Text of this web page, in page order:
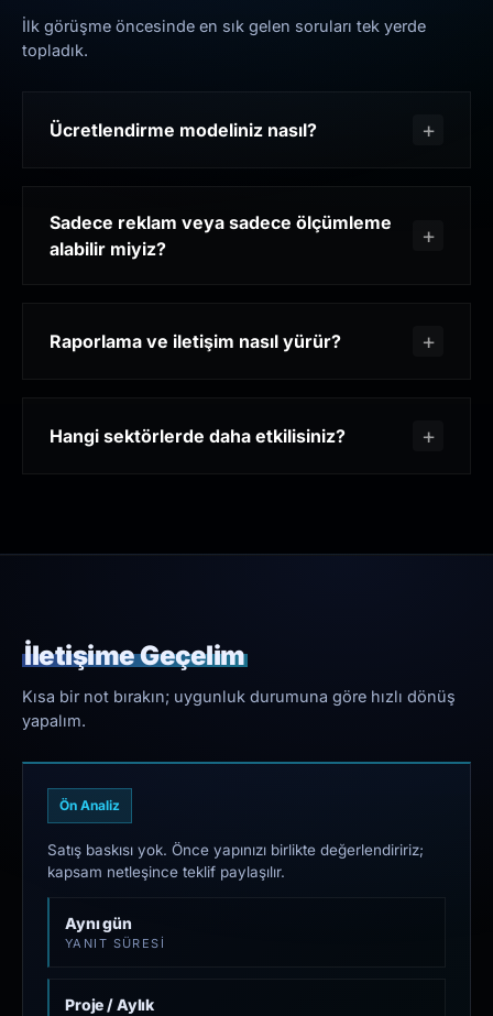
İlk görüşme öncesinde en sık gelen soruları tek yerde
topladık.
Ücretlendirme modeliniz nasıl?
Sadece reklam veya sadece ölçümleme
alabilir miyiz?
Raporlama ve iletişim nasıl yürür?
Hangi sektörlerde daha etkilisiniz?
İletişime Geçelim
Kısa bir not bırakın; uygunluk durumuna göre hızlı dönüş
yapalım.
Ön Analiz
Satış baskısı yok. Önce yapınızı birlikte değerlendiririz;
kapsam netleşince teklif paylaşılır.
Aynı gün
YANIT SÜRESI
Proje / Aylık